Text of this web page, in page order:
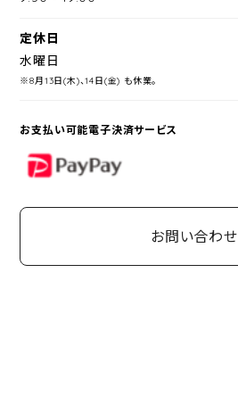
定休日
水曜日
※8月13日(木)、14日(金) も休業。
お支払い可能電子決済サービス
PayPay
お問い合わせ